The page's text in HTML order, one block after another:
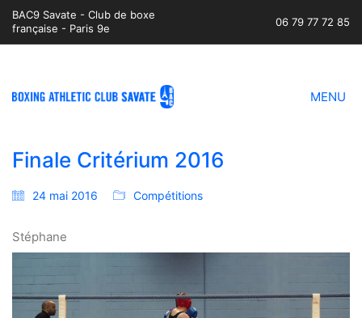
BAC9 Savate - Club de boxe
française - Paris 9e
06 79 77 72 85
MENU
Finale Critérium 2016
24 mai 2016 Compétitions
Stéphane